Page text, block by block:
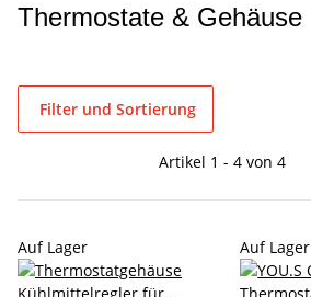
Thermostate & Gehäuse
Filter und Sortierung
Artikel 1 - 4 von 4
Auf Lager Auf Lager